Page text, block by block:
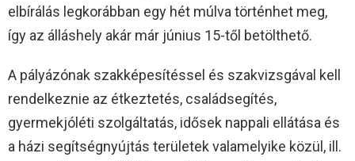
elbírálás legkorábban egy hét múlva történhet meg,
így az álláshely akár már június 15-től betölthető.
A pályázónak szakképesítéssel és szakvizsgával kell
rendelkeznie az étkeztetés, családsegítés,
gyermekjóléti szolgáltatás, idősek nappali ellátása és
a házi segítségnyújtás területek valamelyike közül, ill.